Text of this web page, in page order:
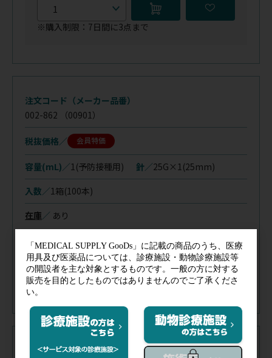
※購入制限：7日間に3点まで
注文コード（メーカー品番）
002-862 （00901）
税抜価格 会員特価
容量(mL)／1(予防接種用) 針／25G×1(25mm)
入数／1箱(100本)
在庫／ あり
※購入制限：7日間に1点まで
注文コード（メーカー品番）